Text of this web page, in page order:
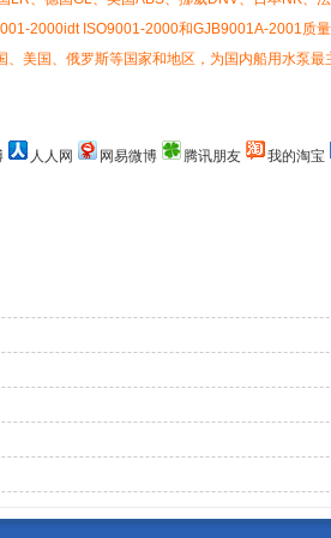
2000idt ISO9001-2000和GJB9001A-2001质
美国、俄罗斯等国家和地区，为国内船用水泵最
人人网 网易微博 腾讯朋友 我的淘宝